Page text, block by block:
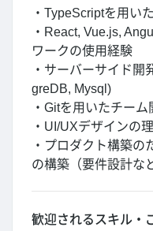
・TypeScriptを用い
・React, Vue.js,
ワークの使用経験
・サーバーサイド開
greDB, Mysql)
・Gitを用いたチーム
・UI/UXデザインの
・プロダクト構築の
の構築（要件設計な
歓迎されるスキル・